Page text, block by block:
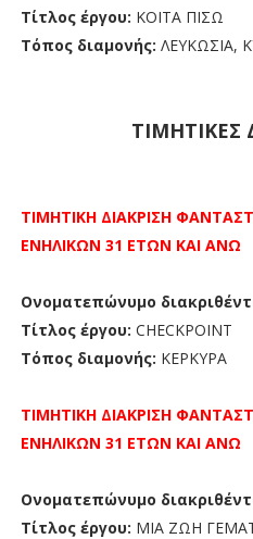
Τίτλος έργου: ΚΟΙΤΑ ΠΙΣΩ
Τόπος διαμονής: ΛΕΥΚΩΣΙΑ,
ΤΙΜΗΤΙΚΕΣ
ΤΙΜΗΤΙΚΗ ΔΙΑΚΡΙΣΗ
ΕΝΗΛΙΚΩΝ 31 ΕΤΩΝ ΚΑΙ ΑΝΩ
Ονοματεπώνυμο
Τίτλος έργου: CHECKPOINT
Τόπος διαμονής: ΚΕΡΚΥΡΑ
ΤΙΜΗΤΙΚΗ ΔΙΑΚΡΙΣΗ
ΕΝΗΛΙΚΩΝ 31 ΕΤΩΝ ΚΑΙ ΑΝΩ
Ονοματεπώνυμο
Τίτλος έργου: ΜΙΑ ΖΩΗ